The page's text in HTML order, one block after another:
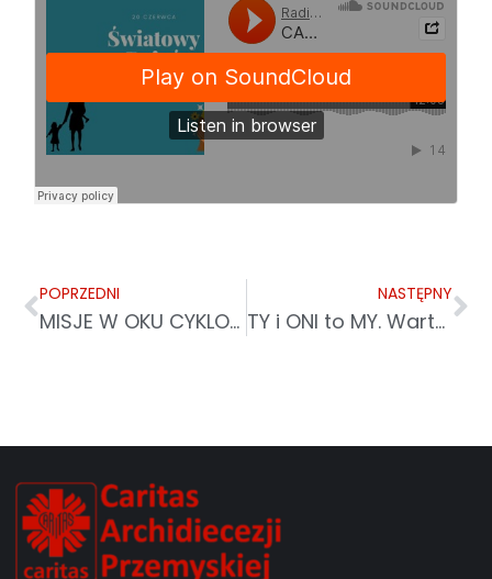
POPRZEDNI
MISJE W OKU CYKLONU. PRAWIE 3 MLN ZŁ WSPARCIA OD CARITAS POLSKA
NASTĘPNY
TY i ONI to MY. Warto być RAZEM